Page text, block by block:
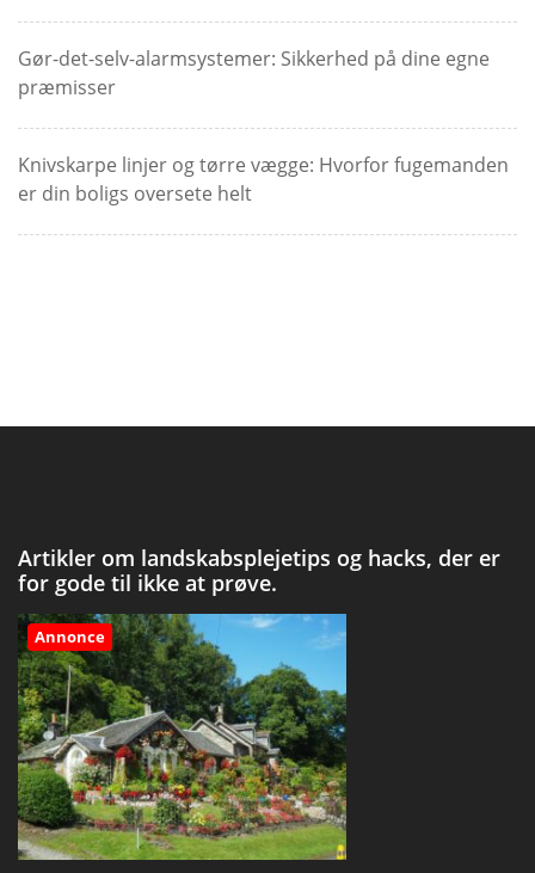
Gør-det-selv-alarmsystemer: Sikkerhed på dine egne
præmisser
Knivskarpe linjer og tørre vægge: Hvorfor fugemanden
er din boligs oversete helt
Artikler om landskabsplejetips og hacks, der er
for gode til ikke at prøve.
Annonce